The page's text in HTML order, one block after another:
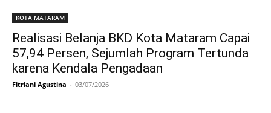
KOTA MATARAM
Realisasi Belanja BKD Kota Mataram Capai
57,94 Persen, Sejumlah Program Tertunda
karena Kendala Pengadaan
Fitriani Agustina - 03/07/2026